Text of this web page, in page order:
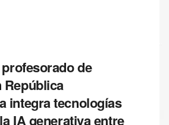
profesorado de
República
integra tecnologías
IA generativa entre